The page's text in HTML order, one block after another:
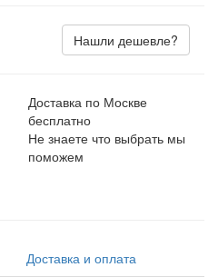
Нашли дешевле?
Доставка по Москве
бесплатно
Не знаете что выбрать мы
поможем
Доставка и оплата